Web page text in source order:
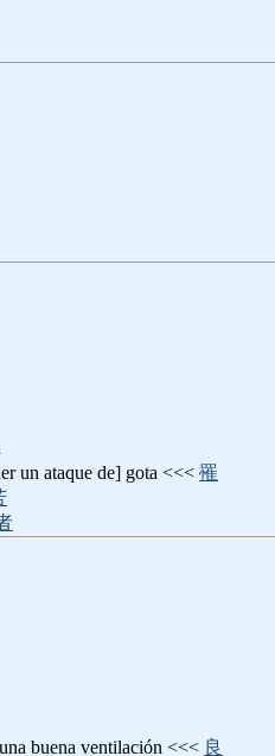
un ataque de] gota <<< 罹
buena ventilación <<< 良